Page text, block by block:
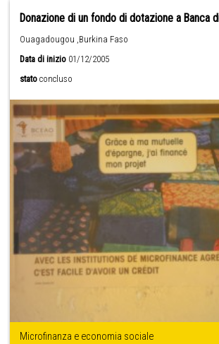
Donazione di un fondo di dotazione a Banca
Ouagadougou ,Burkina Faso
Data di inizio 01/12/2005
stato concluso
Microfinanza e economia sociale